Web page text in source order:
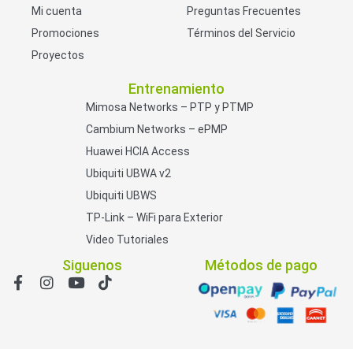
Mi cuenta
Promociones
Proyectos
Preguntas Frecuentes
Términos del Servicio
Entrenamiento
Mimosa Networks – PTP y PTMP
Cambium Networks – ePMP
Huawei HCIA Access
Ubiquiti UBWA v2
Ubiquiti UBWS
TP-Link – WiFi para Exterior
Video Tutoriales
Siguenos Métodos de pago